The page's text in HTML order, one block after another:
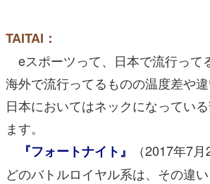
TAITAI：
eスポーツって、日本で流行って
海外で流行ってるものの温度差や
日本においてはネックになってい
ます。
『フォートナイト』
（2017年7
どのバトルロイヤル系は、その違